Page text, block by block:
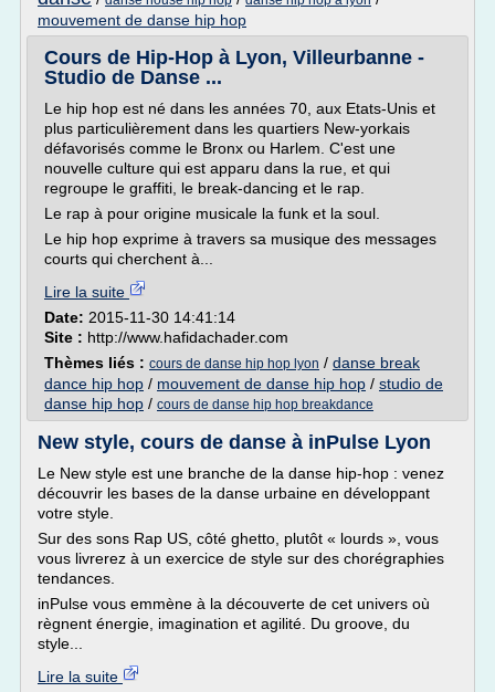
mouvement de danse hip hop
Cours de Hip-Hop à Lyon, Villeurbanne -
Studio de Danse ...
Le hip hop est né dans les années 70, aux Etats-Unis et
plus particulièrement dans les quartiers New-yorkais
défavorisés comme le Bronx ou Harlem. C'est une
nouvelle culture qui est apparu dans la rue, et qui
regroupe le graffiti, le break-dancing et le rap.
Le rap à pour origine musicale la funk et la soul.
Le hip hop exprime à travers sa musique des messages
courts qui cherchent à...
Lire la suite
Date: 2015-11-30 14:41:14
Site : http://www.hafidachader.com
Thèmes liés : cours de danse hip hop lyon / danse break
dance hip hop / mouvement de danse hip hop / studio de
danse hip hop / cours de danse hip hop breakdance
New style, cours de danse à inPulse Lyon
Le New style est une branche de la danse hip-hop : venez
découvrir les bases de la danse urbaine en développant
votre style.
Sur des sons Rap US, côté ghetto, plutôt « lourds », vous
vous livrerez à un exercice de style sur des chorégraphies
tendances.
inPulse vous emmène à la découverte de cet univers où
règnent énergie, imagination et agilité. Du groove, du
style...
Lire la suite